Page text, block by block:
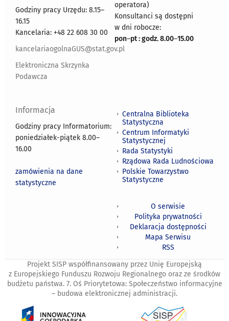
Godziny pracy Urzędu: 8.15–
16.15
Kancelaria: +48 22 608 30 00
kancelariaogolnaGUS@stat.gov.pl
Elektroniczna Skrzynka
Podawcza
operatora)
Konsultanci są dostępni
w dni robocze:
pon–pt : godz. 8.00–15.00
Informacja
Godziny pracy Informatorium:
poniedziałek-piątek 8.00–
16.00
zamówienia na dane
statystyczne
Centralna Biblioteka
Statystyczna
Centrum Informatyki
Statystycznej
Rada Statystyki
Rządowa Rada Ludnościowa
Polskie Towarzystwo
Statystyczne
O serwisie
Polityka prywatności
Deklaracja dostępności
Mapa Serwisu
RSS
Projekt SISP współfinansowany przez Unię Europejską
z Europejskiego Funduszu Rozwoju Regionalnego oraz ze środków
budżetu państwa. 7. Oś Priorytetowa: Społeczeństwo informacyjne
– budowa elektronicznej administracji.